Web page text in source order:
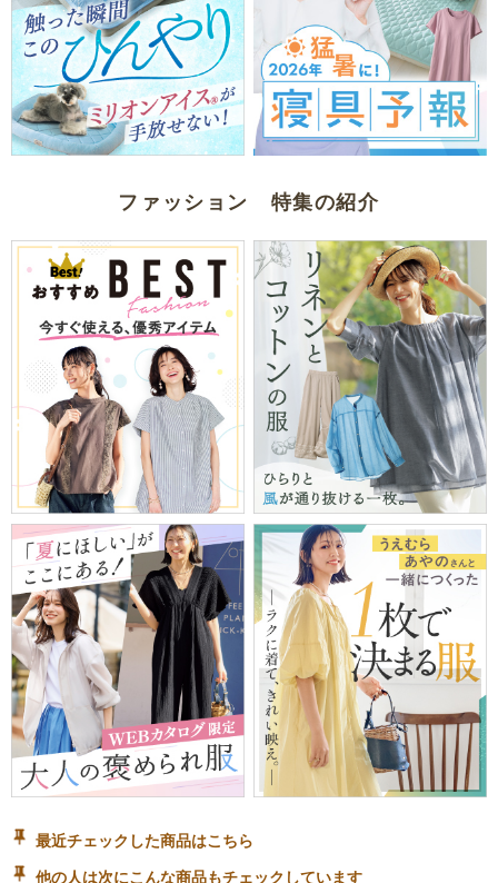
ファッション 特集の紹介
最近チェックした商品はこちら
他の人は次にこんな商品もチェックしています